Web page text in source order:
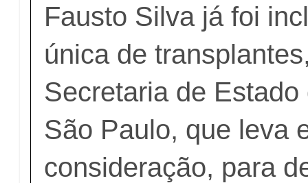
Fausto Silva já foi
única de
Secretaria de
São Paulo, que leva
consideração, para